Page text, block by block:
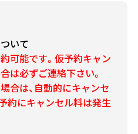
いて
可能です。仮予約キャン
は必ずご連絡下さい。
合は、自動的にキャンセ
約にキャンセル料は発生